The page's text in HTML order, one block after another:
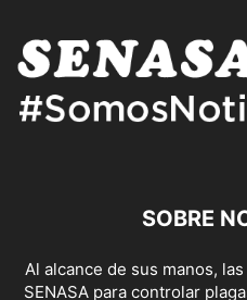
SOBRE
Al alcance de sus manos,
SENASA para controlar